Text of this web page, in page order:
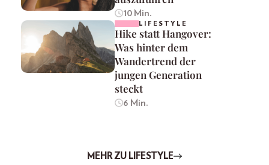
10 Min.
LIFESTYLE
Hike statt Hangover:
Was hinter dem
Wandertrend der
jungen Generation
steckt
6 Min.
MEHR ZU LIFESTYLE